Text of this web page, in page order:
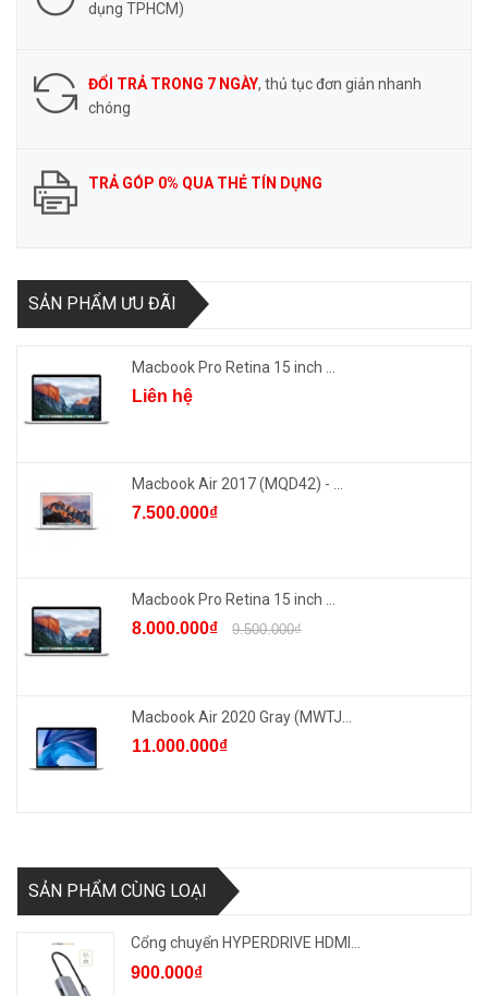
dụng TPHCM)
ĐỔI TRẢ TRONG 7 NGÀY, thủ tục đơn giản nhanh
chóng
TRẢ GÓP 0% QUA THẺ TÍN DỤNG
SẢN PHẨM ƯU ĐÃI
Macbook Pro Retina 15 inch ...
Liên hệ
Macbook Air 2017 (MQD42) - ...
7.500.000₫
Macbook Pro Retina 15 inch ...
8.000.000₫ 9.500.000₫
Macbook Air 2020 Gray (MWTJ...
11.000.000₫
SẢN PHẨM CÙNG LOẠI
Cổng chuyển HYPERDRIVE HDMI...
900.000₫